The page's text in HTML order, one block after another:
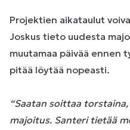
Projektien aikataulut
Joskus tieto uudesta
muutamaa päivää ennen
pitää löytää nopeasti.
“Saatan soittaa
majoitus. Santeri tietää